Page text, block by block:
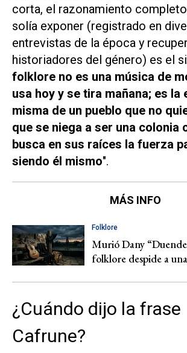
corta, el razonamiento
solía exponer (registrado en
entrevistas de la época y
historiadores del género) es el
folklore no es una música de
usa hoy y se tira mañana; es la
misma de un pueblo que no
que se niega a ser una colonia
busca en sus raíces la fuerza
siendo él mismo".
MÁS INFO
Folklore
Murió Dany
folklore despide a
¿Cuándo dijo la frase
Cafrune?